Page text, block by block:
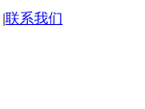
|联系我们